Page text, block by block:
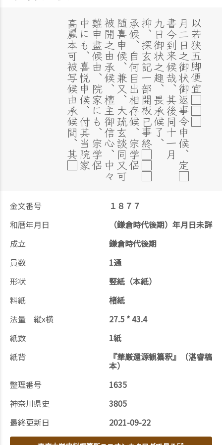
以若狭五脚便宜□□□
月二日之御状御返事令申候、定□
書今到来候哉、其後同十一月
九日御状之趣、畏承候了、
抑、探玄記一部開板已事終□□□
承候、自何目出相存候、宗学侶
随喜申候、兼又、大疏玄談同又可
被開之由承候、檀主御信心、中々
難申盡候由、院家にも、宗学侶
中にも、喜悦申候、付其当院家
高麗本可被写候由承候間、其□
金文番号
１８７７
和暦年月日
（鎌倉時代後期）年月日未詳
成立
鎌倉時代後期
員数
1通
形状
竪紙（本紙）
料紙
楮紙
法量 縦x横
27.5 * 43.4
紙数
1紙
紙背
『華厳還源観纂釈』（湛睿稿
本）
整理番号
1635
神奈川県史
3805
最終更新日
2021-09-22